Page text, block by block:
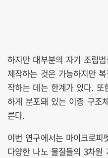
하지만 대부분의 자기 조립
제작하는 것은 가능하지만
작하는 데는 한계가 있다.
하게 분포돼 있는 이종 구조
른다.
이번 연구에서는 마이크로
다양한 나노 물질들의 3차원